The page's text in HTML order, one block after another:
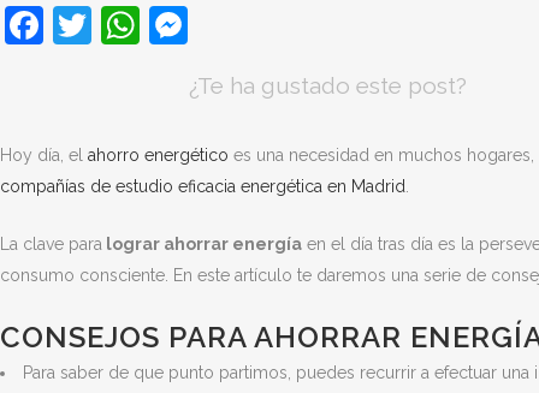
Facebook
TwitterWhatsApp
¿Te ha gustado este post?
Hoy día, el ahorro energético es una necesidad en muchos
compañías de estudio eficacia energética en Madrid
La clave para lograr ahorrar energía en el día tras día es la
consumo consciente. En este artículo te daremos una serie de
CONSEJOS PARA AHORRAR
Para saber de que punto partimos, puedes recurrir a efectuar